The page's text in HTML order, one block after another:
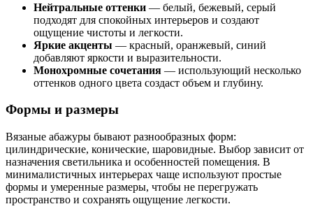
Нейтральные оттенки — белый, бежевый, серый
подходят для спокойных интерьеров и создают
ощущение чистоты и легкости.
Яркие акценты — красный, оранжевый, синий
добавляют яркости и выразительности.
Монохромные сочетания — использующий несколько
оттенков одного цвета создаст объем и глубину.
Формы и размеры
Вязаные абажуры бывают разнообразных форм:
цилиндрические, конические, шаровидные. Выбор зависит от
назначения светильника и особенностей помещения. В
минималистичных интерьерах чаще используют простые
формы и умеренные размеры, чтобы не перегружать
пространство и сохранять ощущение легкости.